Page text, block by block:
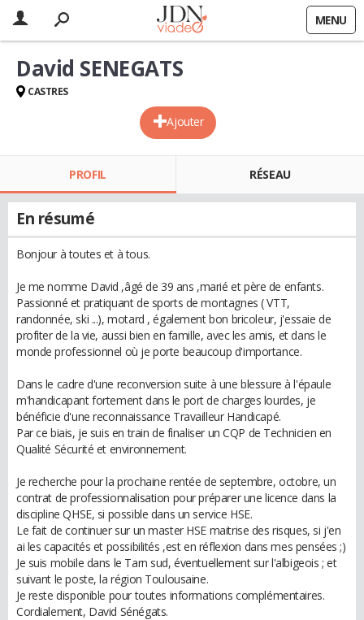
MENU
Ajouter
David SENEGATS
CASTRES
PROFIL RÉSEAU
En résumé
Bonjour à toutes et à tous.
Je me nomme David ,âgé de 39 ans ,marié et père de enfants.
Passionné et pratiquant de sports de montagnes ( VTT,
randonnée, ski ...), motard , également bon bricoleur, j'essaie de
profiter de la vie, aussi bien en famille, avec les amis, et dans le
monde professionnel où je porte beaucoup d'importance.
Dans le cadre d'une reconversion suite à une blessure à l'épaule
m'handicapant fortement dans le port de charges lourdes, je
bénéficie d'une reconnaissance Travailleur Handicapé.
Par ce biais, je suis en train de finaliser un CQP de Technicien en
Qualité Sécurité et environnement.
Je recherche pour la prochaine rentée de septembre, octobre, un
contrat de professionnalisation pour préparer une licence dans la
discipline QHSE, si possible dans un service HSE.
Le fait de continuer sur un master HSE maitrise des risques, si j'en
ai les capacités et possibilités ,est en réflexion dans mes pensées ;)
Je suis mobile dans le Tarn sud, éventuellement sur l'albigeois ; et
suivant le poste, la région Toulousaine.
Je reste disponible pour toutes informations complémentaires.
Cordialement, David Sénégats.